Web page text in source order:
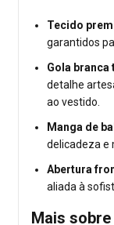
Tecido
garantidos
Gola
detalhe
ao vestido.
Manga de
delicadeza e
Abertura
aliada à
Mais